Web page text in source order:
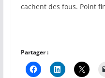
cachent des fous. Point
Partager :